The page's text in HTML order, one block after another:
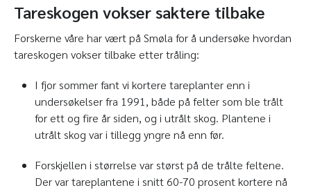
Tareskogen vokser saktere tilbake
Forskerne våre har vært på Smøla for å undersøke hvordan
tareskogen vokser tilbake etter tråling:
I fjor sommer fant vi kortere tareplanter enn i
undersøkelser fra 1991, både på felter som ble trålt
for ett og fire år siden, og i utrålt skog. Plantene i
utrålt skog var i tillegg yngre nå enn før.
Forskjellen i størrelse var størst på de trålte feltene.
Der var tareplantene i snitt 60-70 prosent kortere nå